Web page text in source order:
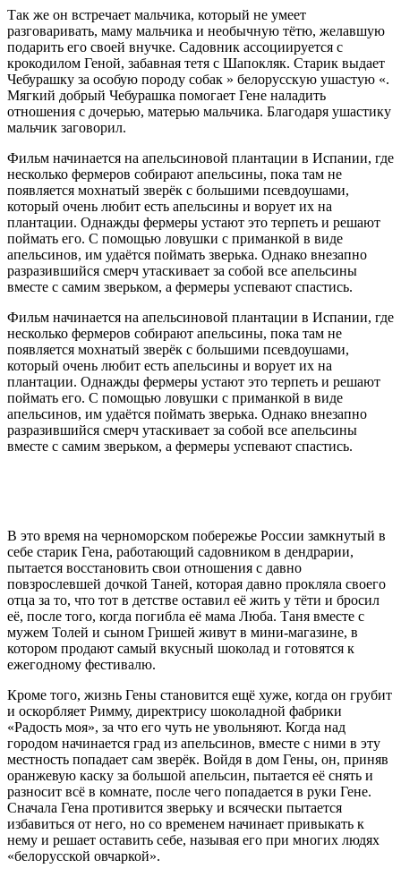
Так же он встречает мальчика, который не умеет
разговаривать, маму мальчика и необычную тётю, желавшую
подарить его своей внучке. Садовник ассоциируется с
крокодилом Геной, забавная тетя с Шапокляк. Старик выдает
Чебурашку за особую породу собак » белорусскую ушастую «.
Мягкий добрый Чебурашка помогает Гене наладить
отношения с дочерью, матерью мальчика. Благодаря ушастику
мальчик заговорил.
Фильм начинается на апельсиновой плантации в Испании, где
несколько фермеров собирают апельсины, пока там не
появляется мохнатый зверёк с большими псевдоушами,
который очень любит есть апельсины и ворует их на
плантации. Однажды фермеры устают это терпеть и решают
поймать его. C помощью ловушки c приманкой в виде
апельсинов, им удаётся поймать зверька. Однако внезапно
разразившийся смерч утаскивает за собой все апельсины
вместе с самим зверьком, а фермеры успевают спастись.
Фильм начинается на апельсиновой плантации в Испании, где
несколько фермеров собирают апельсины, пока там не
появляется мохнатый зверёк с большими псевдоушами,
который очень любит есть апельсины и ворует их на
плантации. Однажды фермеры устают это терпеть и решают
поймать его. C помощью ловушки c приманкой в виде
апельсинов, им удаётся поймать зверька. Однако внезапно
разразившийся смерч утаскивает за собой все апельсины
вместе с самим зверьком, а фермеры успевают спастись.
В это время на черноморском побережье России замкнутый в
себе старик Гена, работающий садовником в дендрарии,
пытается восстановить свои отношения с давно
повзрослевшей дочкой Таней, которая давно прокляла своего
отца за то, что тот в детстве оставил её жить у тёти и бросил
её, после того, когда погибла её мама Люба. Таня вместе с
мужем Толей и сыном Гришей живут в мини-магазине, в
котором продают самый вкусный шоколад и готовятся к
ежегодному фестивалю.
Кроме того, жизнь Гены становится ещё хуже, когда он грубит
и оскорбляет Римму, директрису шоколадной фабрики
«Радость моя», за что его чуть не увольняют. Когда над
городом начинается град из апельсинов, вместе с ними в эту
местность попадает сам зверёк. Войдя в дом Гены, он, приняв
оранжевую каску за большой апельсин, пытается её снять и
разносит всё в комнате, после чего попадается в руки Гене.
Сначала Гена противится зверьку и всячески пытается
избавиться от него, но со временем начинает привыкать к
нему и решает оставить себе, называя его при многих людях
«белорусской овчаркой».